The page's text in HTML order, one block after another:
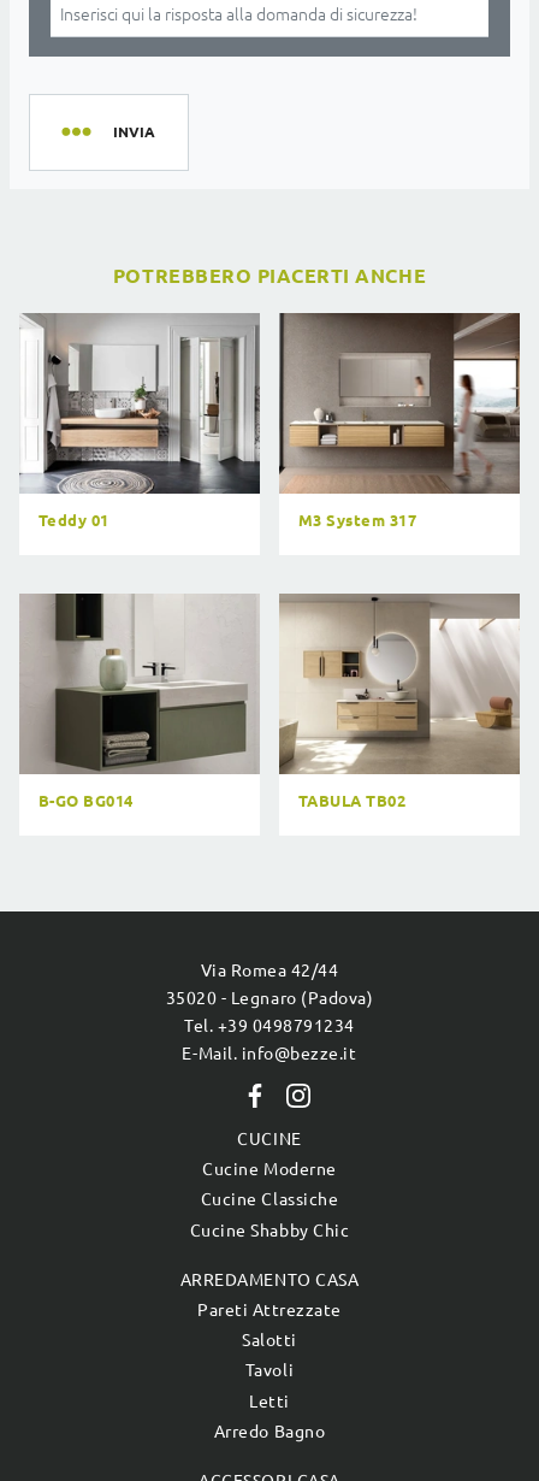
INVIA
POTREBBERO PIACERTI ANCHE
Teddy 01 M3 System 317
B-GO BG014 TABULA TB02
Via Romea 42/44
35020 - Legnaro (Padova)
Tel. +39 0498791234
E-Mail. info@bezze.it
CUCINE
Cucine Moderne
Cucine Classiche
Cucine Shabby Chic
ARREDAMENTO CASA
Pareti Attrezzate
Salotti
Tavoli
Letti
Arredo Bagno